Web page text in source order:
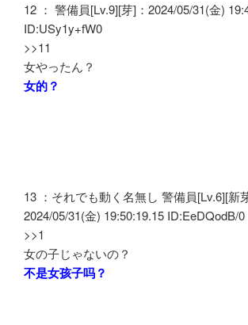
12 ： 警備員[Lv.9][芽]：2024/05/31(金)
ID:USy1y+fW0
>>11
女やったん？
女的？
13 ：それでも動く名無し 警備員[Lv.6][新
2024/05/31(金) 19:50:19.15 ID:EeDQodB/0
>>1
女の子じゃないの？
不是女孩子吗？